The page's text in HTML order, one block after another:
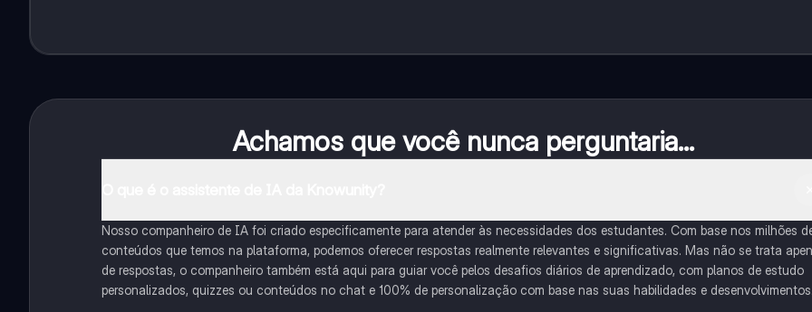
Achamos que você nunca perguntaria...
Nosso companheiro de IA foi criado especificamente para atender às necessidades dos estudantes. Com base nos milhões
conteúdos que temos na plataforma, podemos oferecer respostas realmente relevantes e significativas. Mas não se trata
de respostas, o companheiro também está aqui para guiar você pelos desafios diários de aprendizado, com planos de estudo
personalizados, quizzes ou conteúdos no chat e 100% de personalização com base nas suas habilidades e desenvolvimentos.